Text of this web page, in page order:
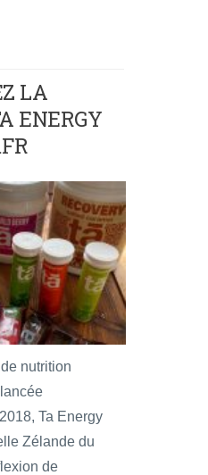
LA
ENERGY
nutrition
Ta Energy
Zélande du
de